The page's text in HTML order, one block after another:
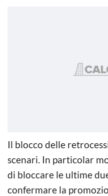
Il blocco delle
scenari. In particolar
di bloccare le ultime
confermare la